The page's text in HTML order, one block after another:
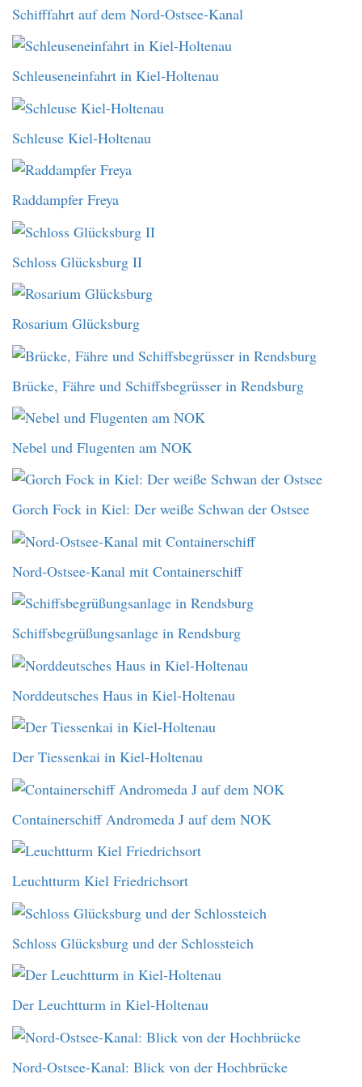
Schifffahrt auf dem Nord-Ostsee-Kanal
Schleuseneinfahrt in Kiel-Holtenau
Schleuse Kiel-Holtenau
Raddampfer Freya
Schloss Glücksburg II
Rosarium Glücksburg
Brücke, Fähre und Schiffsbegrüsser in Rendsburg
Nebel und Flugenten am NOK
Gorch Fock in Kiel: Der weiße Schwan der Ostsee
Nord-Ostsee-Kanal mit Containerschiff
Schiffsbegrüßungsanlage in Rendsburg
Norddeutsches Haus in Kiel-Holtenau
Der Tiessenkai in Kiel-Holtenau
Containerschiff Andromeda J auf dem NOK
Leuchtturm Kiel Friedrichsort
Schloss Glücksburg und der Schlossteich
Der Leuchtturm in Kiel-Holtenau
Nord-Ostsee-Kanal: Blick von der Hochbrücke